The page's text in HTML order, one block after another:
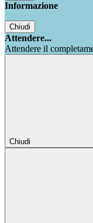
Informazione
Chiudi
Attendere...
Attendere il
Chiudi